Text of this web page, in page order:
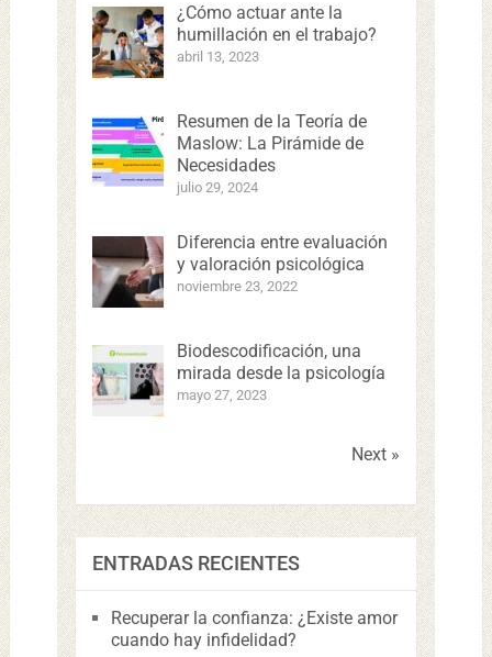
¿Cómo actuar ante la
humillación en el trabajo?
abril 13, 2023
Resumen de la Teoría de
Maslow: La Pirámide de
Necesidades
julio 29, 2024
Diferencia entre evaluación
y valoración psicológica
noviembre 23, 2022
Biodescodificación, una
mirada desde la psicología
mayo 27, 2023
Next »
ENTRADAS RECIENTES
Recuperar la confianza: ¿Existe amor
cuando hay infidelidad?